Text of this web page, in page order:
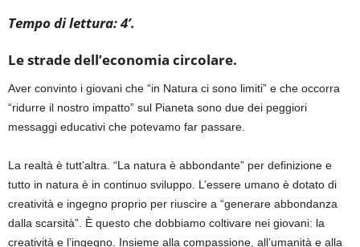
Tempo di lettura: 4’.
Le strade dell’economia circolare.
Aver convinto i giovani che “in Natura ci sono limiti” e che occorra
“ridurre il nostro impatto” sul Pianeta sono due dei peggiori
messaggi educativi che potevamo far passare.
La realtà è tutt’altra. “La natura è abbondante” per definizione e
tutto in natura è in continuo sviluppo. L’essere umano è dotato di
creatività e ingegno proprio per riuscire a “generare abbondanza
dalla scarsità”. È questo che dobbiamo coltivare nei giovani: la
creatività e l’ingegno. Insieme alla compassione, all’umanità e alla